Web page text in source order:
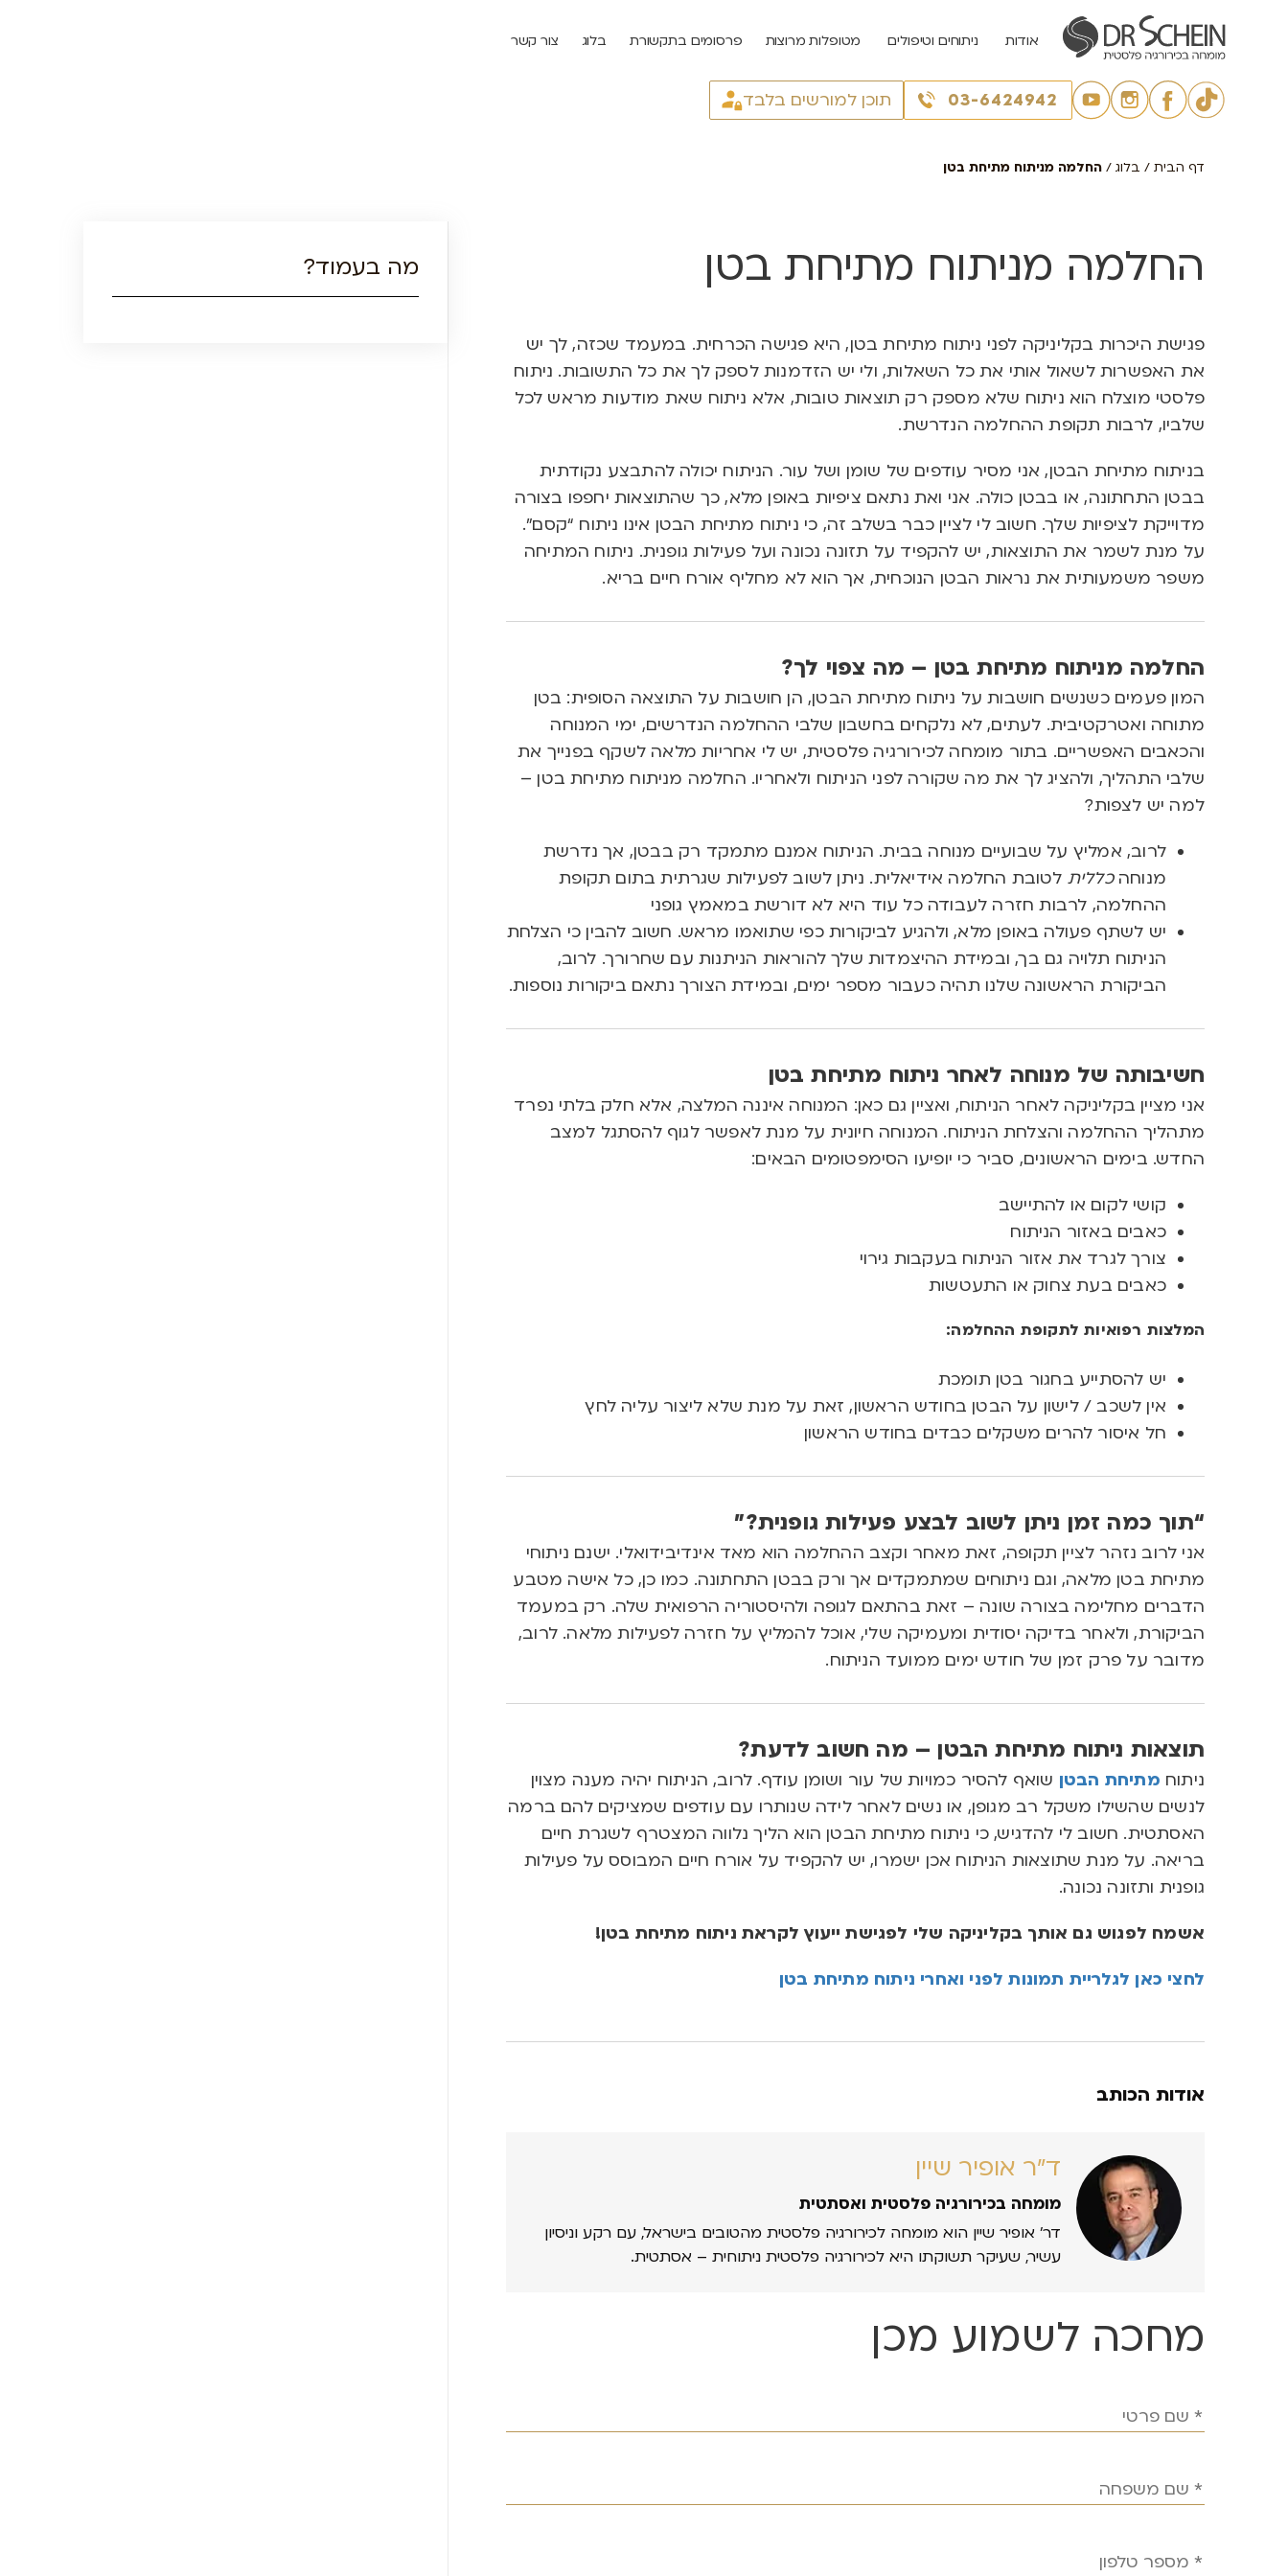
אודות ניתוחים וטיפולים מטופלות מרוצות פרסומים בתקשורת בלוג צור קשר
03-6424942 תוכן למורשים בלבד
דף הבית / בלוג / החלמה מניתוח מתיחת בטן
החלמה מניתוח מתיחת בטן
פגישת היכרות בקליניקה לפני ניתוח מתיחת בטן, היא פגישה הכרחית. במעמד שכזה, לך יש
את האפשרות לשאול אותי את כל השאלות, ולי יש הזדמנות לספק לך את כל התשובות. ניתוח
פלסטי מוצלח הוא ניתוח שלא מספק רק תוצאות טובות, אלא ניתוח שאת מודעות מראש לכל
שלביו, לרבות תקופת ההחלמה הנדרשת.
בניתוח מתיחת הבטן, אני מסיר עודפים של שומן ושל עור. הניתוח יכולה להתבצע נקודתית
בבטן התחתונה, או בבטן כולה. אני ואת נתאם ציפיות באופן מלא, כך שהתוצאות יחפפו בצורה
מדוייקת לציפיות שלך. חשוב לי לציין כבר בשלב זה, כי ניתוח מתיחת הבטן אינו ניתוח “קסם”.
על מנת לשמר את התוצאות, יש להקפיד על תזונה נכונה ועל פעילות גופנית. ניתוח המתיחה
משפר משמעותית את נראות הבטן הנוכחית, אך הוא לא מחליף אורח חיים בריא.
החלמה מניתוח מתיחת בטן – מה צפוי לך?
המון פעמים כשנשים חושבות על ניתוח מתיחת הבטן, הן חושבות על התוצאה הסופית: בטן
מתוחה ואטרקטיבית. לעתים, לא נלקחים בחשבון שלבי ההחלמה הנדרשים, ימי המנוחה
והכאבים האפשריים. בתור מומחה לכירורגיה פלסטית, יש לי אחריות מלאה לשקף בפנייך את
שלבי התהליך, ולהציג לך את מה שקורה לפני הניתוח ולאחריו. החלמה מניתוח מתיחת בטן –
למה יש לצפות?
לרוב, אמליץ על שבועיים מנוחה בבית. הניתוח אמנם מתמקד רק בבטן, אך נדרשת
מנוחהכללית לטובת החלמה אידיאלית. ניתן לשוב לפעילות שגרתית בתום תקופת
ההחלמה, לרבות חזרה לעבודה כל עוד היא לא דורשת במאמץ גופני
יש לשתף פעולה באופן מלא, ולהגיע לביקורות כפי שתואמו מראש. חשוב להבין כי הצלחת
הניתוח תלויה גם בך, ובמידת ההיצמדות שלך להוראות הניתנות עם שחרורך. לרוב,
הביקורת הראשונה שלנו תהיה כעבור מספר ימים, ובמידת הצורך נתאם ביקורות נוספות.
חשיבותה של מנוחה לאחר ניתוח מתיחת בטן
אני מציין בקליניקה לאחר הניתוח, ואציין גם כאן: המנוחה איננה המלצה, אלא חלק בלתי נפרד
מתהליך ההחלמה והצלחת הניתוח. המנוחה חיונית על מנת לאפשר לגוף להסתגל למצב
החדש. בימים הראשונים, סביר כי יופיעו הסימפטומים הבאים:
קושי לקום או להתיישב
כאבים באזור הניתוח
צורך לגרד את אזור הניתוח בעקבות גירוי
כאבים בעת צחוק או התעטשות
המלצות רפואיות לתקופת ההחלמה:
יש להסתייע בחגור בטן תומכת
אין לשכב / לישון על הבטן בחודש הראשון, זאת על מנת שלא ליצור עליה לחץ
חל איסור להרים משקלים כבדים בחודש הראשון
“תוך כמה זמן ניתן לשוב לבצע פעילות גופנית?”
אני לרוב נזהר לציין תקופה, זאת מאחר וקצב ההחלמה הוא מאד אינדיבידואלי. ישנם ניתוחי
מתיחת בטן מלאה, וגם ניתוחים שמתמקדים אך ורק בבטן התחתונה. כמו כן, כל אישה מטבע
הדברים מחלימה בצורה שונה – זאת בהתאם לגופה ולהיסטוריה הרפואית שלה. רק במעמד
הביקורת, ולאחר בדיקה יסודית ומעמיקה שלי, אוכל להמליץ על חזרה לפעילות מלאה. לרוב,
מדובר על פרק זמן של חודש ימים ממועד הניתוח.
תוצאות ניתוח מתיחת הבטן – מה חשוב לדעת?
ניתוח מתיחת הבטן שואף להסיר כמויות של עור ושומן עודף. לרוב, הניתוח יהיה מענה מצוין
לנשים שהשילו משקל רב מגופן, או נשים לאחר לידה שנותרו עם עודפים שמציקים להם ברמה
האסתטית. חשוב לי להדגיש, כי ניתוח מתיחת הבטן הוא הליך נלווה המצטרף לשגרת חיים
בריאה. על מנת שתוצאות הניתוח אכן ישמרו, יש להקפיד על אורח חיים המבוסס על פעילות
גופנית ותזונה נכונה.
אשמח לפגוש גם אותך בקליניקה שלי לפגישת ייעוץ לקראת ניתוח מתיחת בטן!
לחצי כאן לגלריית תמונות לפני ואחרי ניתוח מתיחת בטן
אודות הכותב
ד״ר אופיר שיין
מומחה בכירורגיה פלסטית ואסתטית
דר’ אופיר שיין הוא מומחה לכירורגיה פלסטית מהטובים בישראל, עם רקע וניסיון
עשיר, שעיקר תשוקתו היא לכירורגיה פלסטית ניתוחית – אסתטית.
מחכה לשמוע מכן
מה בעמוד?